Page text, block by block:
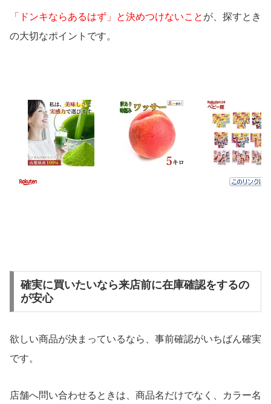
「ドンキならあるはず」と決めつけないこと が、探すとき
の大切なポイントです。
確実に買いたいなら来店前に在庫確認をするの
が安心
欲しい商品が決まっているなら、事前確認がいちばん確実
です。
店舗へ問い合わせるときは、商品名だけでなく、カラー名